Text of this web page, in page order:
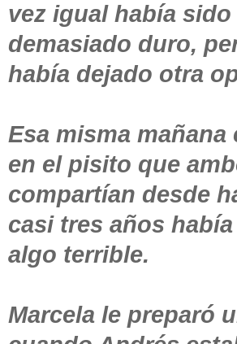
vez igual había sido
demasiado duro,
había dejado otra
Esa misma mañana
en el pisito que
compartían desde
casi tres años
algo terrible.
Marcela le preparó